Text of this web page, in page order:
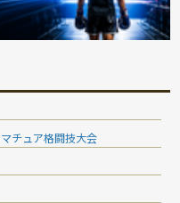
チュア格闘技大会